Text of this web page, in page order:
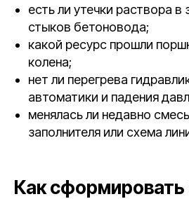
есть ли утечки раствора в
стыков бетоновода;
какой ресурс прошли
колена;
нет ли перегрева
автоматики и падения
менялась ли недавно
заполнителя или схема
Как сформировать